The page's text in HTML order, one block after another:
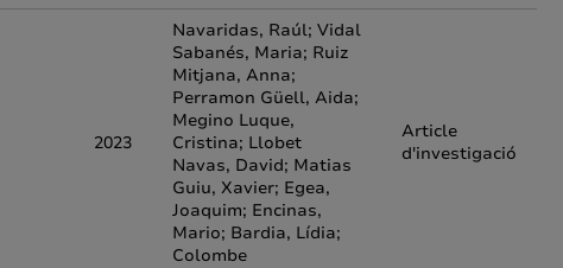
2023
Navaridas, Raúl; Vidal
Sabanés, Maria; Ruiz
Mitjana, Anna;
Perramon Güell, Aida;
Megino Luque,
Cristina; Llobet
Navas, David; Matias
Guiu, Xavier; Egea,
Joaquim; Encinas,
Mario; Bardia, Lídia;
Colombe
Article
d'investigació